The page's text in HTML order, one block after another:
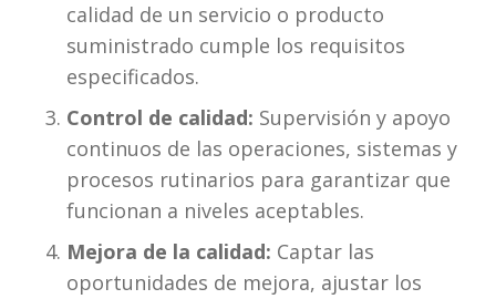
calidad de un servicio o producto
suministrado cumple los requisitos
especificados.
Control de calidad: Supervisión y apoyo
continuos de las operaciones, sistemas y
procesos rutinarios para garantizar que
funcionan a niveles aceptables.
Mejora de la calidad: Captar las
oportunidades de mejora, ajustar los